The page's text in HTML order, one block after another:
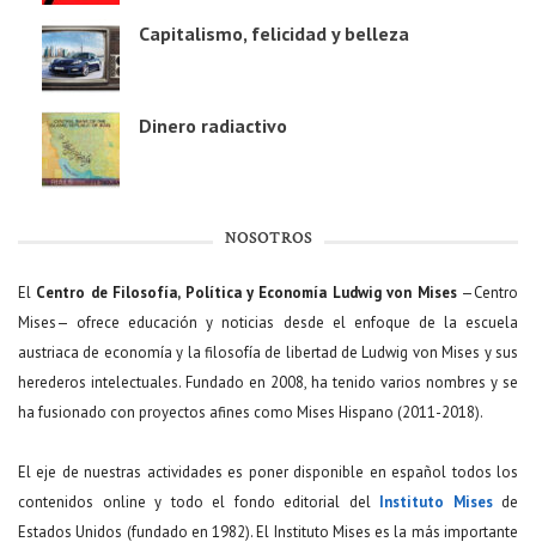
Capitalismo, felicidad y belleza
Dinero radiactivo
NOSOTROS
El Centro de Filosofía, Política y Economía Ludwig von Mises—Centro
Mises— ofrece educación y noticias desde el enfoque de la escuela
austriaca de economía y la filosofía de libertad de Ludwig von Mises y sus
herederos intelectuales. Fundado en 2008, ha tenido varios nombres y se
ha fusionado con proyectos afines como Mises Hispano (2011-2018).
El eje de nuestras actividades es poner disponible en español todos los
contenidos online y todo el fondo editorial del Instituto Misesde
Estados Unidos (fundado en 1982). El Instituto Mises es la más importante